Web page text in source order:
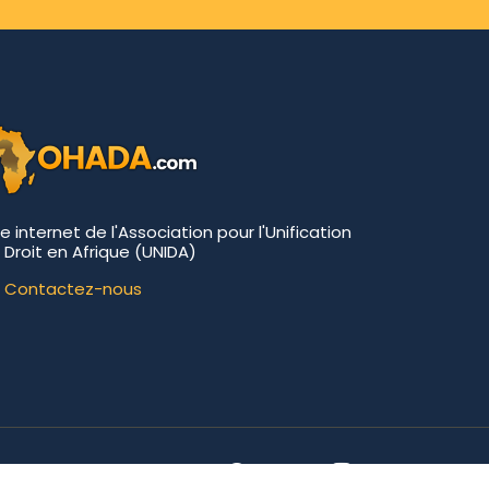
internet de l'Association pour l'Unification
en Afrique (UNIDA)
Contactez-nous